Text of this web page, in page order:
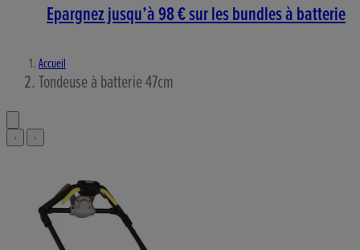
Epargnez jusqu’à 98 € sur les bundles à batterie
Accueil
Tondeuse à batterie 47cm